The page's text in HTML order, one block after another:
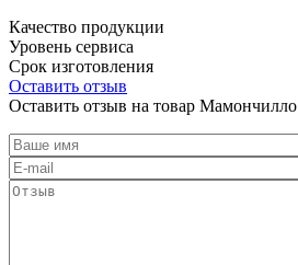
Качество продукции
Уровень сервиса
Срок изготовления
Оставить отзыв
Оставить отзыв на товар Мамончилло